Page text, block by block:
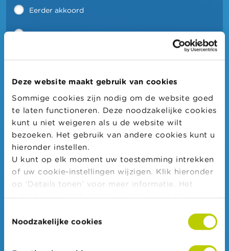
Deze website maakt gebruik van cookies
Sommige cookies zijn nodig om de website goed
te laten functioneren. Deze noodzakelijke cookies
kunt u niet weigeren als u de website wilt
bezoeken. Het gebruik van andere cookies kunt u
hieronder instellen.
U kunt op elk moment uw toestemming intrekken
of uw cookie-instellingen wijzigen. Klik hieronder
op ‘Details tonen’ voor meer informatie. Het
volledige cookiebeleid kan uhier raadplegen.
Noodzakelijke cookies
Eerder akkoord
Eerder niet akkoord
Helemaal niet akkoord
Niet van toepassing/ik nam niet deel aan de Wikifin
Quiz
De communicatie over de quiz door Wikifin
verliep goed:
Helemaal akkoord
Eerder akkoord